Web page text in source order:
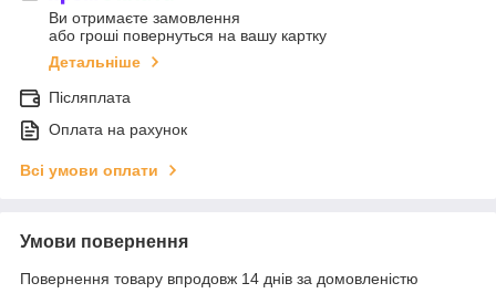
Ви отримаєте замовлення
або гроші повернуться на вашу картку
Детальніше
Післяплата
Оплата на рахунок
Всі умови оплати
Умови повернення
Повернення товару впродовж 14 днів за домовленістю